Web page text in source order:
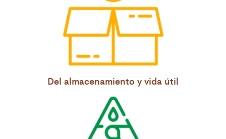
Del almacenamiento y vida útil